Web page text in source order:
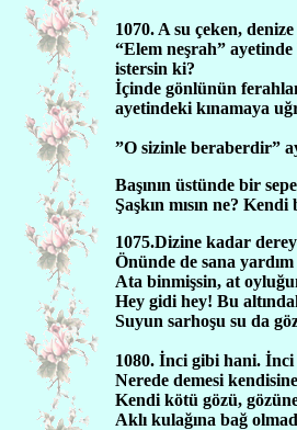
1070. A su çeken,
“Elem neşrah”
istersin ki?
İçinde gönlünün
ayetindeki kınamaya
”O sizinle beraberdir”
Başının üstünde bir
Şaşkın mısın ne?
1075.Dizine kadar
Önünde de sana
Ata binmişsin, at
Hey gidi hey! Bu
Suyun sarhoşu su da
1080. İnci gibi hani. İnci
Nerede demesi
Kendi kötü gözü,
Aklı kulağına bağ